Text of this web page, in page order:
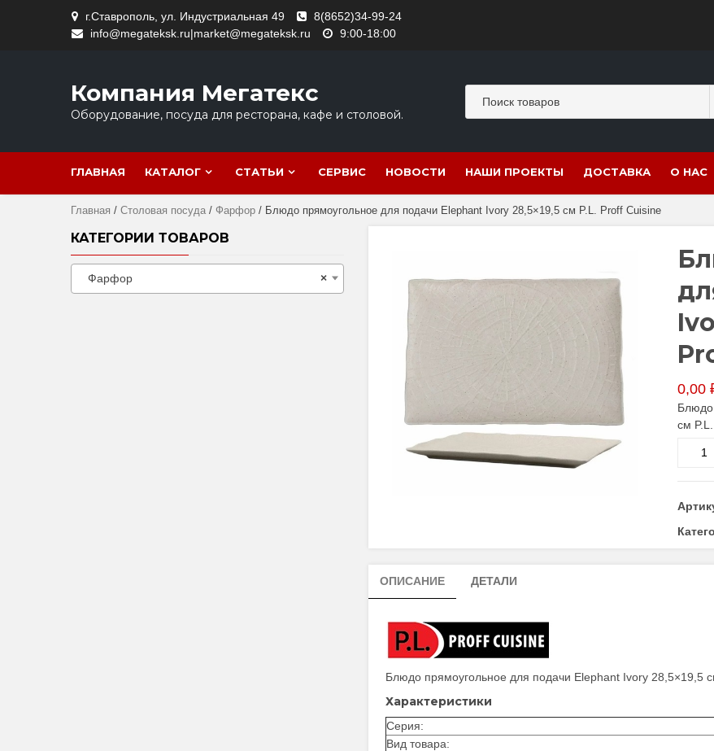
г.Ставрополь, ул. Индустриальная 49
8(8652)34-99-24
info@megateksk.ru|market@megateksk.ru
9:00-18:00
Компания Мегатекс
Оборудование, посуда для ресторана, кафе и столовой.
ГЛАВНАЯ КАТАЛОГ СТАТЬИ СЕРВИС НОВОСТИ НАШИ ПРОЕКТЫ ДОСТАВКА О НАС
Главная / Столовая посуда / Фарфор / Блюдо прямоугольное для подачи Elephant Ivory 28,5×19,5 см P.L. Proff Cuisine
0,00
Блюдо
см
для
ОПИСАНИЕ ДЕТАЛИ
Блюдо прямоугольное для подачи Elephant Ivory 28,5×19,5
Характеристики
Серия:
Вид товара:
КАТЕГОРИИ ТОВАРОВ
×
Фарфор